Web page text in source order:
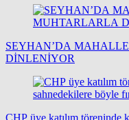
SEYHAN’DA
DİNLENİYOR
CHP üye katılım töreninde